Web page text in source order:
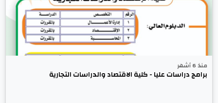
منذ 6 أشهر
برامج دراسات عليا - كلية الاقتصاد والدراسات التجارية